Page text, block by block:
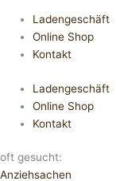
Ladengeschäft
Online Shop
Kontakt
Ladengeschäft
Online Shop
Kontakt
oft gesucht:
Anziehsachen